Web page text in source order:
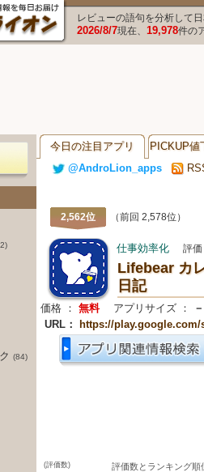
レビューの語句を分析して
2026/8/7現在、 19,978件の
今日の注目アプリ PICKUP値
@AndroLion_apps
(84)
2,562位 （前回 2,578位）
仕事効率化 評価
Lifebear カ
日記
価格 ： 無料 アプリサイズ ：
－
URL：
https://
(評価数) 評価数とランキング順